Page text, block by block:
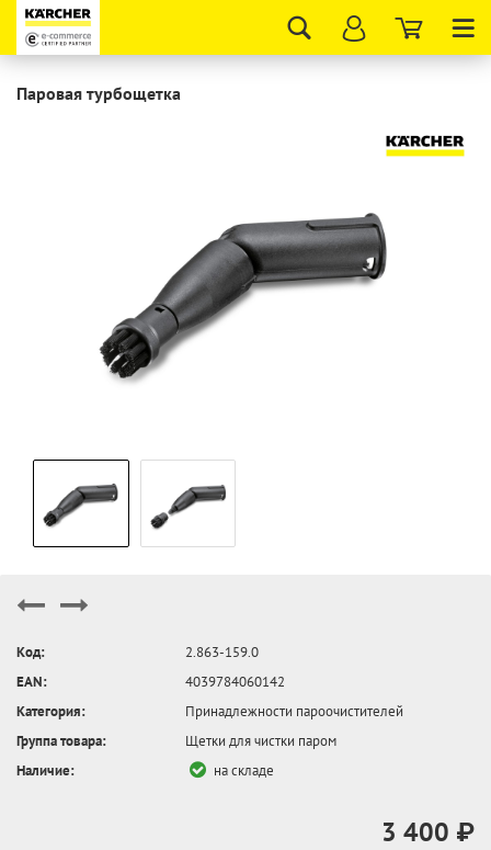
Паровая турбощетка
Код:
2.863-159.0
EAN:
4039784060142
Категория:
Принадлежности пароочистителей
Группа товара:
Щетки для чистки паром
Наличие:
на складе
3 400 ₽